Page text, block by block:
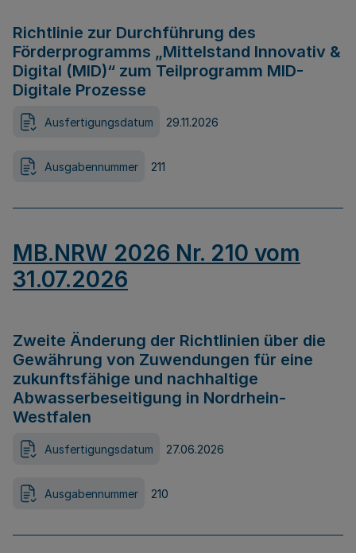
Richtlinie zur Durchführung des
Förderprogramms „Mittelstand Innovativ &
Digital (MID)“ zum Teilprogramm MID-
Digitale Prozesse
Ausfertigungsdatum 29.11.2026
Ausgabennummer 211
MB.NRW 2026 Nr. 210 vom
31.07.2026
Zweite Änderung der Richtlinien über die
Gewährung von Zuwendungen für eine
zukunftsfähige und nachhaltige
Abwasserbeseitigung in Nordrhein-
Westfalen
Ausfertigungsdatum 27.06.2026
Ausgabennummer 210